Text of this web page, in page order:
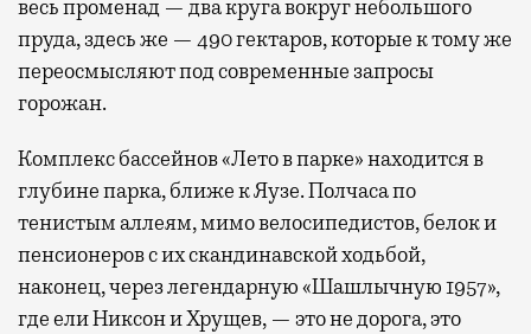
весь променад — два круга вокруг небольшого
пруда, здесь же — 490 гектаров, которые к тому же
переосмысляют под современные запросы
горожан.
Комплекс бассейнов «Лето в парке» находится в
глубине парка, ближе к Яузе. Полчаса по
тенистым аллеям, мимо велосипедистов, белок и
пенсионеров с их скандинавской ходьбой,
наконец, через легендарную «Шашлычную 1957»,
где ели Никсон и Хрущев, — это не дорога, это